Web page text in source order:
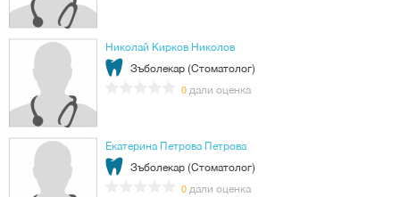
Николай Кирков Николов
Зъболекар (Стоматолог)
0 дали оценка
Екатерина Петрова Петрова
Зъболекар (Стоматолог)
0 дали оценка